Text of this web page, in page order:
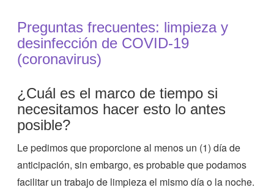
Preguntas frecuentes: limpieza y
desinfección de COVID-19
(coronavirus)
¿Cuál es el marco de tiempo si
necesitamos hacer esto lo antes
posible?
Le pedimos que proporcione al menos un (1) día de
anticipación, sin embargo, es probable que podamos
facilitar un trabajo de limpieza el mismo día o la noche.